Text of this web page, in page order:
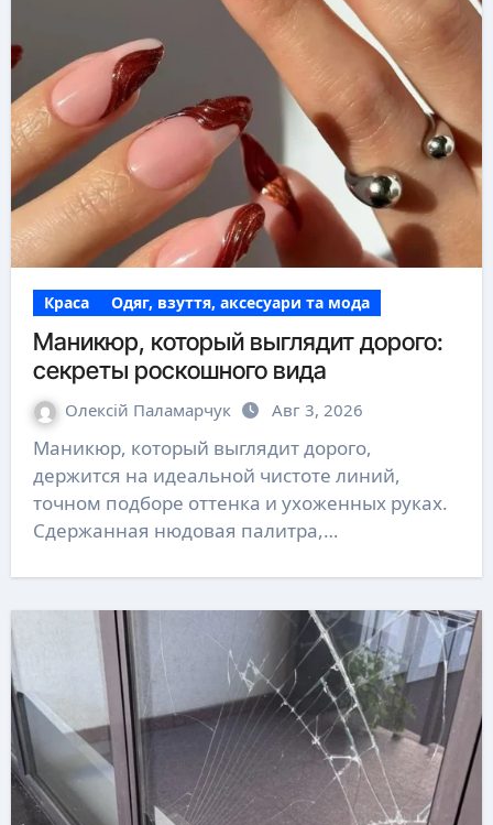
Краса Одяг, взуття, аксесуари та мода
Маникюр, который выглядит дорого:
секреты роскошного вида
Олексій Паламарчук Авг 3, 2026
Маникюр, который выглядит дорого,
держится на идеальной чистоте линий,
точном подборе оттенка и ухоженных руках.
Сдержанная нюдовая палитра,…